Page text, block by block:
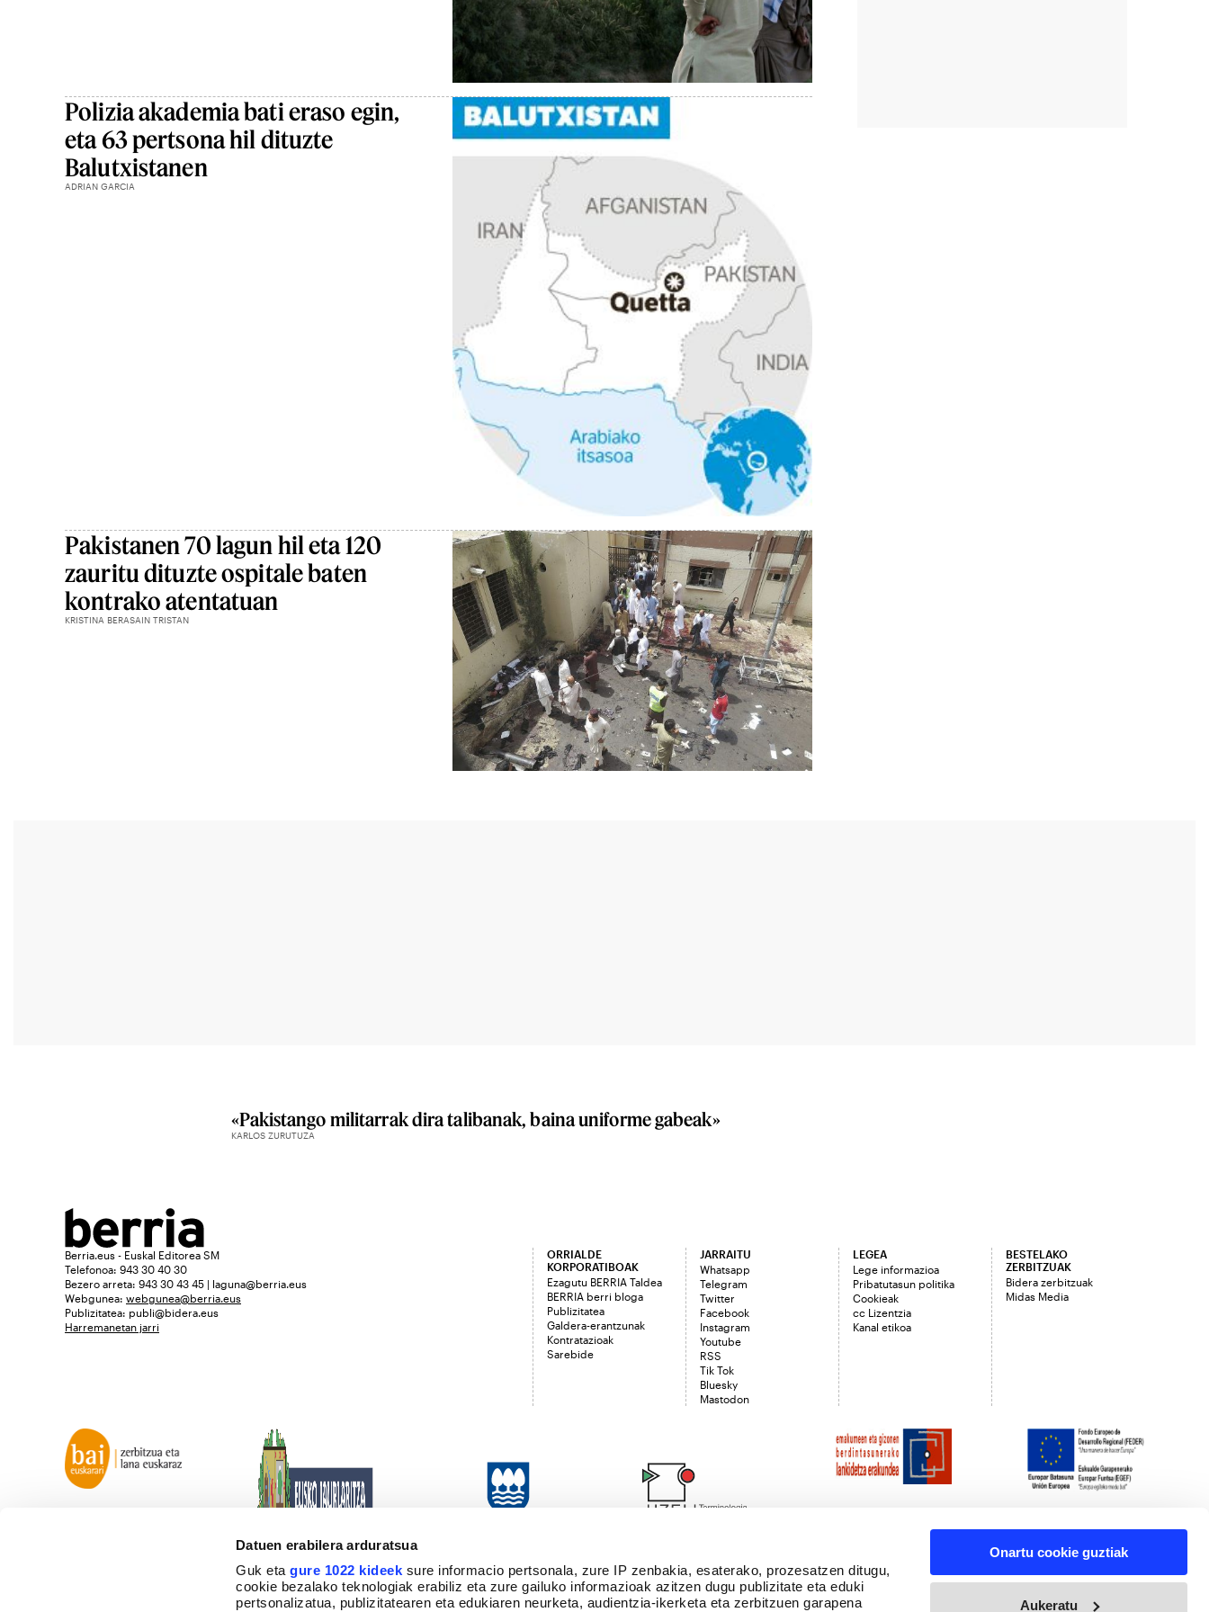
Datuen erabilera arduratsua
Guk etagure 1022 kideek sure informacio pertsonala, zure IP zenbakia, esaterako, prozesatzen ditugu,
cookie bezalako teknologiak erabiliz eta zure gailuko informazioak azitzen dugu publizitate eta eduki
pertsonalizatua, publizitatearen eta edukiaren neurketa, audientzia-ikerketa eta zerbitzuen garapena
Onartu cookie guztiak
Aukeratu
Polizia akademia bati eraso egin,
eta 63 pertsona hil dituzte
Balutxistanen
ADRIAN GARCIA
Pakistanen 70 lagun hil eta 120
zauritu dituzte ospitale baten
kontrako atentatuan
KRISTINA BERASAIN TRISTAN
«Pakistango militarrak dira talibanak, baina uniforme gabeak»
KARLOS ZURUTUZA
Berria.eus - Euskal Editorea SM
Telefonoa: 943 30 40 30
Bezero arreta: 943 30 43 45 | laguna@berria.eus
Webgunea: webgunea@berria.eus
Publizitatea: publi@bidera.eus
Harremanetan jarri
ORRIALDE
KORPORATIBOAK
Ezagutu BERRIA Taldea
BERRIA berri bloga
Publizitatea
Galdera-erantzunak
Kontratazioak
Sarebide
JARRAITU
Whatsapp
Telegram
Twitter
Facebook
Instagram
Youtube
RSS
Tik Tok
Bluesky
Mastodon
LEGEA
Lege informazioa
Pribatutasun politika
Cookieak
cc Lizentzia
Kanal etikoa
BESTELAKO
ZERBITZUAK
Bidera zerbitzuak
Midas Media